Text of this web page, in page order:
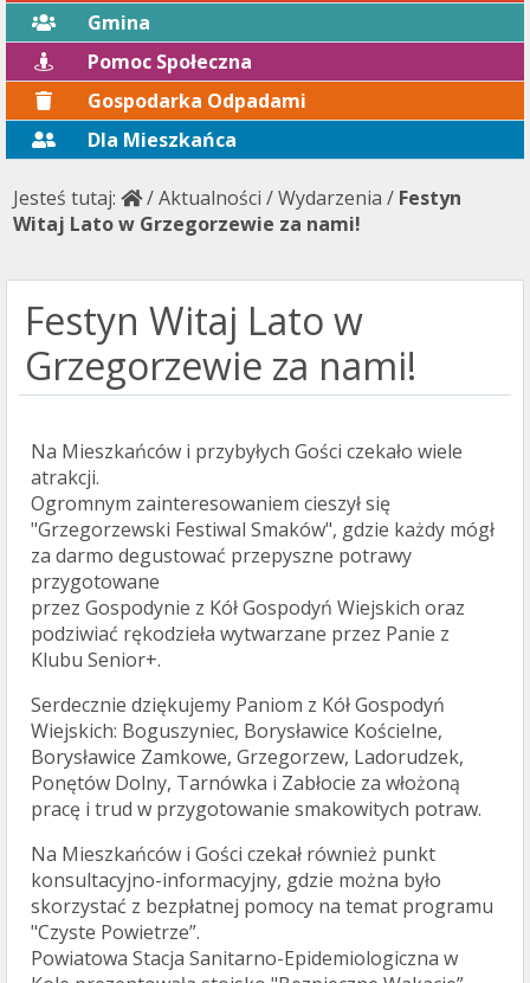
Gmina
Pomoc Społeczna
Gospodarka Odpadami
Dla Mieszkańca
Jesteś tutaj: /Aktualności /Wydarzenia / Festyn
Witaj Lato w Grzegorzewie za nami!
Festyn Witaj Lato w
Grzegorzewie za nami!
Na Mieszkańców i przybyłych Gości czekało wiele
atrakcji.
Ogromnym zainteresowaniem cieszył się
"Grzegorzewski Festiwal Smaków", gdzie każdy mógł
za darmo degustować przepyszne potrawy
przygotowane
przez Gospodynie z Kół Gospodyń Wiejskich oraz
podziwiać rękodzieła wytwarzane przez Panie z
Klubu Senior+.
Serdecznie dziękujemy Paniom z Kół Gospodyń
Wiejskich: Boguszyniec, Borysławice Kościelne,
Borysławice Zamkowe, Grzegorzew, Ladorudzek,
Ponętów Dolny, Tarnówka i Zabłocie za włożoną
pracę i trud w przygotowanie smakowitych potraw.
Na Mieszkańców i Gości czekał również punkt
konsultacyjno-informacyjny, gdzie można było
skorzystać z bezpłatnej pomocy na temat programu
"Czyste Powietrze”.
Powiatowa Stacja Sanitarno-Epidemiologiczna w